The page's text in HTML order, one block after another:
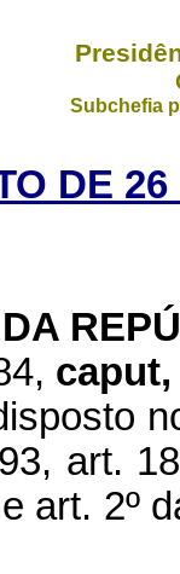
Subchefia
DE
art.
art. 2º